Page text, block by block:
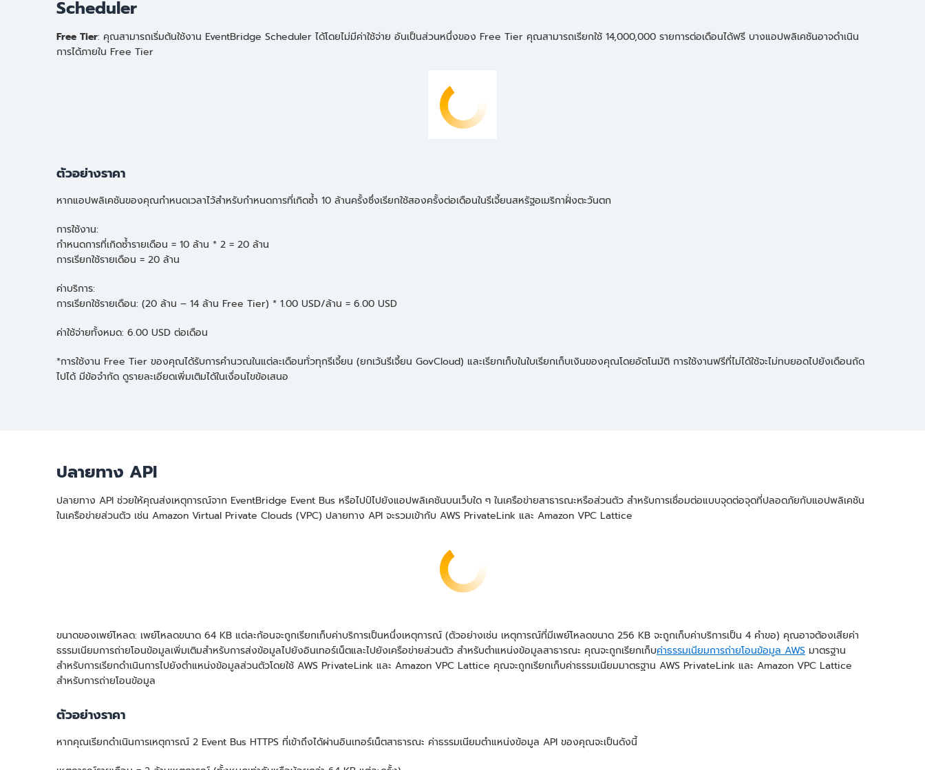
Scheduler
Free Tier: คุณสามารถเริ่มต้นใช้งาน EventBridge Scheduler ได้โดยไม่มีค่าใช้จ่าย อันเป็นส่วนหนึ่งของ Free Tier คุณสามารถเรียกใช้ 14,000,000 รายการต่อเดือนได้ฟรี บางแอปพลิเคชันอาจดำเนิน
การได้ภายใน Free Tier
ตัวอย่างราคา
หากแอปพลิเคชันของคุณกำหนดเวลาไว้สำหรับกำหนดการที่เกิดซ้ำ 10 ล้านครั้งซึ่งเรียกใช้สองครั้งต่อเดือนในรีเจี้ยนสหรัฐอเมริกาฝั่งตะวันตก
การใช้งาน:
กำหนดการที่เกิดซ้ำรายเดือน = 10 ล้าน * 2 = 20 ล้าน
การเรียกใช้รายเดือน = 20 ล้าน
ค่าบริการ:
การเรียกใช้รายเดือน: (20 ล้าน – 14 ล้าน Free Tier) * 1.00 USD/ล้าน = 6.00 USD
ค่าใช้จ่ายทั้งหมด: 6.00 USD ต่อเดือน
*การใช้งาน Free Tier ของคุณได้รับการคำนวณในแต่ละเดือนทั่วทุกรีเจี้ยน (ยกเว้นรีเจี้ยน GovCloud) และเรียกเก็บในใบเรียกเก็บเงินของคุณโดยอัตโนมัติ การใช้งานฟรีที่ไม่ได้ใช้จะไม่ทบยอดไปยังเดือนถัด
ไปได้ มีข้อจำกัด ดูรายละเอียดเพิ่มเติมได้ในเงื่อนไขข้อเสนอ
ปลายทาง API
ปลายทาง API ช่วยให้คุณส่งเหตุการณ์จาก EventBridge Event Bus หรือไปป์ไปยังแอปพลิเคชันบนเว็บใด ๆ ในเครือข่ายสาธารณะหรือส่วนตัว สำหรับการเชื่อมต่อแบบจุดต่อจุดที่ปลอดภัยกับแอปพลิเคชัน
ในเครือข่ายส่วนตัว เช่น Amazon Virtual Private Clouds (VPC) ปลายทาง API จะรวมเข้ากับ AWS PrivateLink และ Amazon VPC Lattice
ขนาดของเพย์โหลด: เพย์โหลดขนาด 64 KB แต่ละก้อนจะถูกเรียกเก็บค่าบริการเป็นหนึ่งเหตุการณ์ (ตัวอย่างเช่น เหตุการณ์ที่มีเพย์โหลดขนาด 256 KB จะถูกเก็บค่าบริการเป็น 4 คำขอ) คุณอาจต้องเสียค่า
ธรรมเนียมการถ่ายโอนข้อมูลเพิ่มเติมสำหรับการส่งข้อมูลไปยังอินเทอร์เน็ตและไปยังเครือข่ายส่วนตัว สำหรับตำแหน่งข้อมูลสาธารณะ คุณจะถูกเรียกเก็บค่าธรรมเนียมการถ่ายโอนข้อมูล AWS มาตรฐาน
สำหรับการเรียกดำเนินการไปยังตำแหน่งข้อมูลส่วนตัวโดยใช้ AWS PrivateLink และ Amazon VPC Lattice คุณจะถูกเรียกเก็บค่าธรรมเนียมมาตรฐาน AWS PrivateLink และ Amazon VPC Lattice
สำหรับการถ่ายโอนข้อมูล
ตัวอย่างราคา
หากคุณเรียกดำเนินการเหตุการณ์ 2 Event Bus HTTPS ที่เข้าถึงได้ผ่านอินเทอร์เน็ตสาธารณะ ค่าธรรมเนียมตำแหน่งข้อมูล API ของคุณจะเป็นดังนี้